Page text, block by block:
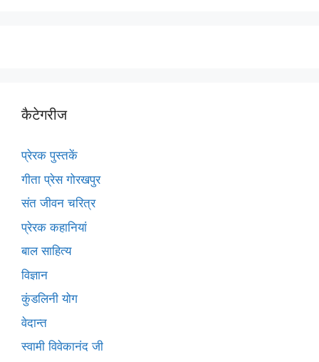
कैटेगरीज
प्रेरक पुस्तकें
गीता प्रेस गोरखपुर
संत जीवन चरित्र
प्रेरक कहानियां
बाल साहित्य
विज्ञान
कुंडलिनी योग
वेदान्त
स्वामी विवेकानंद जी